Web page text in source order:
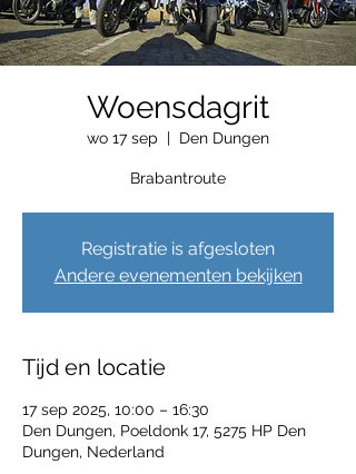
Woensdagrit
wo 17 sep
  |
Den Dungen
Brabantroute
Registratie is afgesloten
Andere evenementen bekijken
Tijd en locatie
17 sep 2025, 10:00 – 16:30
Den Dungen, Poeldonk 17, 5275 HP Den
Dungen, Nederland